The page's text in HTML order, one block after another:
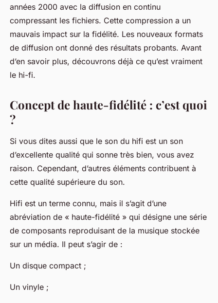
années 2000 avec la diffusion en continu
compressant les fichiers. Cette compression a un
mauvais impact sur la fidélité. Les nouveaux formats
de diffusion ont donné des résultats probants. Avant
d’en savoir plus, découvrons déjà ce qu’est vraiment
le hi-fi.
Concept de haute-fidélité : c’est quoi
?
Si vous dites aussi que le son du hifi est un son
d’excellente qualité qui sonne très bien, vous avez
raison. Cependant, d’autres éléments contribuent à
cette qualité supérieure du son.
Hifi est un terme connu, mais il s’agit d’une
abréviation de « haute-fidélité » qui désigne une série
de composants reproduisant de la musique stockée
sur un média. Il peut s’agir de :
Un disque compact ;
Un vinyle ;